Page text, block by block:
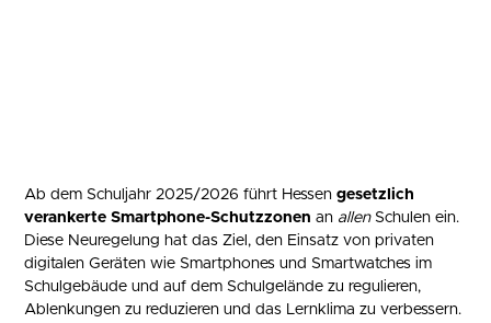
Ab dem Schuljahr 2025/2026 führt Hessengesetzlich
verankerte Smartphone-Schutzzonen an allenSchulen ein.
Diese Neuregelung hat das Ziel, den Einsatz von privaten
digitalen Geräten wie Smartphones und Smartwatches im
Schulgebäude und auf dem Schulgelände zu regulieren,
Ablenkungen zu reduzieren und das Lernklima zu verbessern.